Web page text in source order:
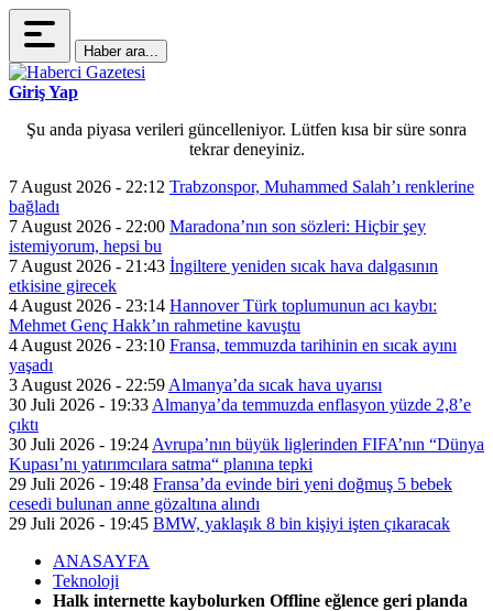
Haber ara...
Giriş Yap
Şu anda piyasa verileri güncelleniyor. Lütfen kısa bir süre sonra
tekrar deneyiniz.
7 August 2026 - 22:12 Trabzonspor, Muhammed Salah’ı renklerine
bağladı
7 August 2026 - 22:00 Maradona’nın son sözleri: Hiçbir şey
istemiyorum, hepsi bu
7 August 2026 - 21:43 İngiltere yeniden sıcak hava dalgasının
etkisine girecek
4 August 2026 - 23:14 Hannover Türk toplumunun acı kaybı:
Mehmet Genç Hakk’ın rahmetine kavuştu
4 August 2026 - 23:10 Fransa, temmuzda tarihinin en sıcak ayını
yaşadı
3 August 2026 - 22:59 Almanya’da sıcak hava uyarısı
30 Juli 2026 - 19:33 Almanya’da temmuzda enflasyon yüzde 2,8’e
çıktı
30 Juli 2026 - 19:24 Avrupa’nın büyük liglerinden FIFA’nın “Dünya
Kupası’nı yatırımcılara satma“ planına tepki
29 Juli 2026 - 19:48 Fransa’da evinde biri yeni doğmuş 5 bebek
cesedi bulunan anne gözaltına alındı
29 Juli 2026 - 19:45 BMW, yaklaşık 8 bin kişiyi işten çıkaracak
ANASAYFA
Teknoloji
Halk internette kaybolurken Offline eğlence geri planda